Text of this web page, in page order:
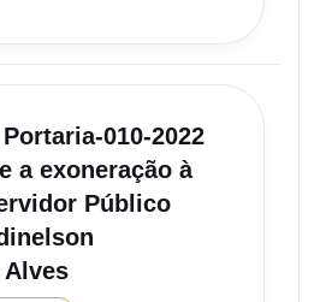
010-2022
a exoneração à
Público